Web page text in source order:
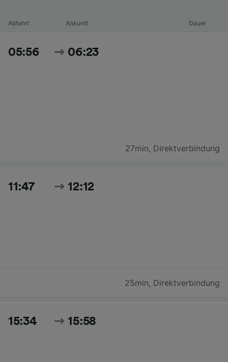
Abfahrt Ankunft Dauer
05:56 06:23
27min, Direktverbindung
11:47 12:12
25min, Direktverbindung
15:34 15:58